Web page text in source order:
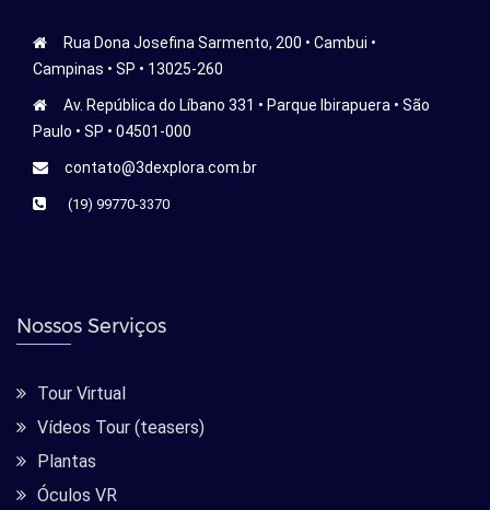
Rua Dona Josefina Sarmento, 200 • Cambui •
Campinas • SP • 13025-260
Av. República do Líbano 331 • Parque Ibirapuera • São
Paulo • SP • 04501-000
contato@3dexplora.com.br
(19) 99770-3370
Nossos Serviços
Tour Virtual
Vídeos Tour (teasers)
Plantas
Óculos VR